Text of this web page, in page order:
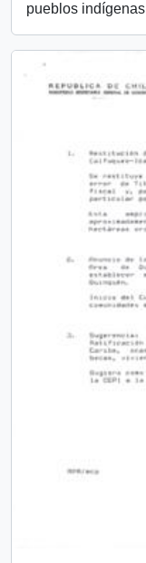
pueblos indígenas